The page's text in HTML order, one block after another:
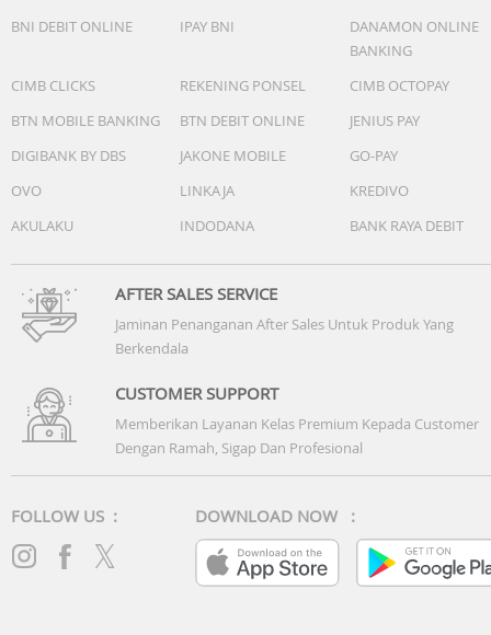
BNI DEBIT ONLINE
IPAY BNI
DANAMON ONLINE
BANKING
CIMB CLICKS
REKENING PONSEL
CIMB OCTOPAY
BTN MOBILE BANKING
BTN DEBIT ONLINE
JENIUS PAY
DIGIBANK BY DBS
JAKONE MOBILE
GO-PAY
OVO
LINKAJA
KREDIVO
AKULAKU
INDODANA BANK RAYA DEBIT
AFTER SALES SERVICE
Jaminan Penanganan After Sales Untuk Produk Yang
Berkendala
CUSTOMER SUPPORT
Memberikan Layanan Kelas Premium Kepada Customer
Dengan Ramah, Sigap Dan Profesional
FOLLOW US : DOWNLOAD NOW :